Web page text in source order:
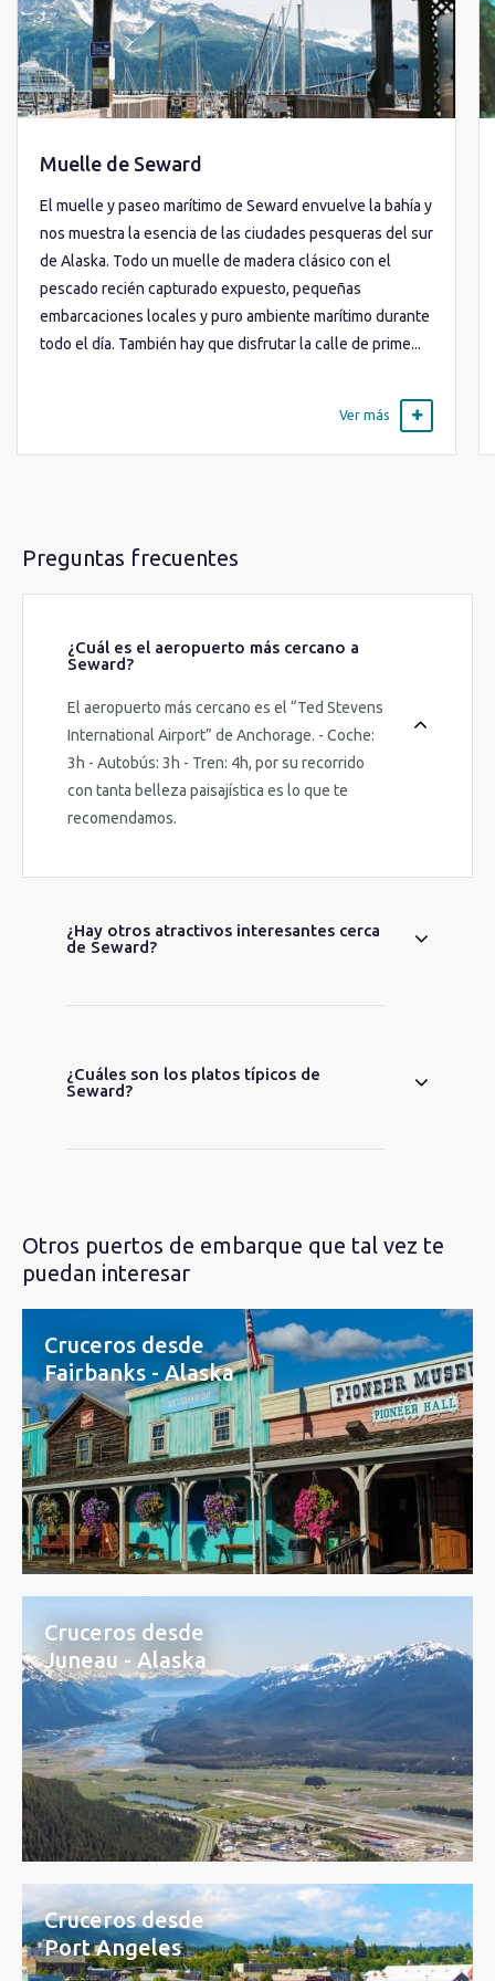
Muelle de Seward
El muelle y paseo marítimo de Seward envuelve la bahía y
nos muestra la esencia de las ciudades pesqueras del sur
de Alaska. Todo un muelle de madera clásico con el
pescado recién capturado expuesto, pequeñas
embarcaciones locales y puro ambiente marítimo durante
todo el día. También hay que disfrutar la calle de prime...
Ver más
Preguntas frecuentes
¿Cuál es el aeropuerto más cercano a
Seward?
El aeropuerto más cercano es el “Ted Stevens
International Airport” de Anchorage. - Coche:
3h - Autobús: 3h - Tren: 4h, por su recorrido
con tanta belleza paisajística es lo que te
recomendamos.
¿Hay otros atractivos interesantes cerca
de Seward?
¿Cuáles son los platos típicos de
Seward?
Otros puertos de embarque que tal vez te
puedan interesar
Cruceros desde
Fairbanks - Alaska
Cruceros desde
Juneau - Alaska
Cruceros desde
Port Angeles